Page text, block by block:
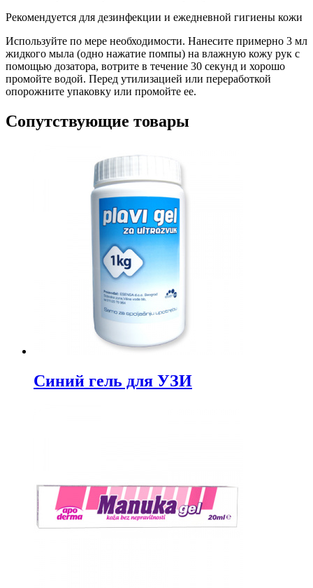
Рекомендуется для дезинфекции и ежедневной гигиены кожи
Используйте по мере необходимости. Нанесите примерно 3 мл
жидкого мыла (одно нажатие помпы) на влажную кожу рук с
помощью дозатора, вотрите в течение 30 секунд и хорошо
промойте водой. Перед утилизацией или переработкой
опорожните упаковку или промойте ее.
Сопутствующие товары
Синий гель для УЗИ